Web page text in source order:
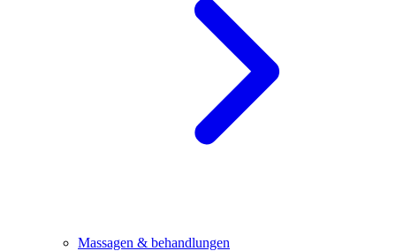
Massagen & behandlungen